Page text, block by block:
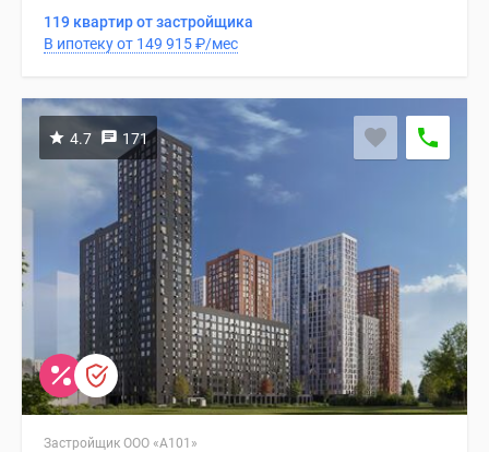
119 квартир от застройщика
В ипотеку от 149 915₽/мес
4.7 171
Застройщик ООО «А101»